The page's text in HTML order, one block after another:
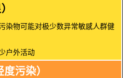
染物可能对极少数异常敏感人群健
户外活动
污染）